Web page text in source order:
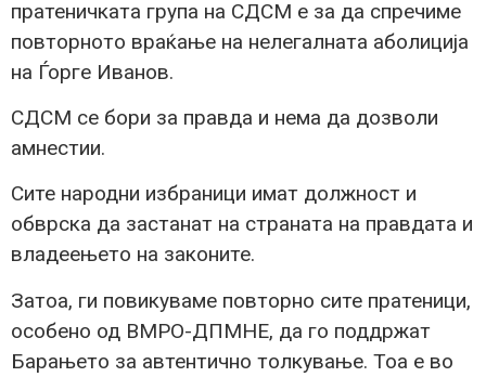
пратеничката група на СДСМ е за да спречиме
повторното враќање на нелегалната аболиција
на Ѓорге Иванов.
СДСМ се бори за правда и нема да дозволи
амнестии.
Сите народни избраници имат должност и
обврска да застанат на страната на правдата и
владеењето на законите.
Затоа, ги повикуваме повторно сите пратеници,
особено од ВМРО-ДПМНЕ, да го поддржат
Барањето за автентично толкување. Тоа е во